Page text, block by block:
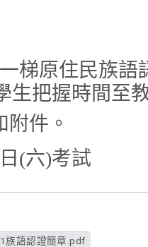
梯原住民族語
生把握時間至
附件。
(六)考試
族語認證簡章.pdf